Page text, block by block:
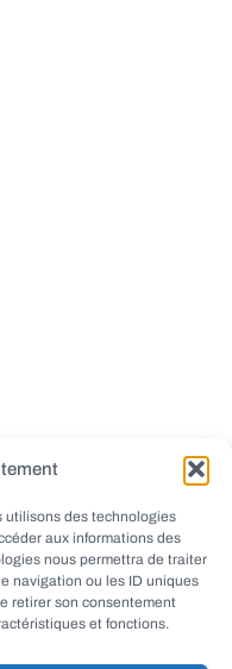
utilisons des technologies
aux informations des
nous permettra de traiter
navigation ou les ID uniques
retirer son consentement
et fonctions.